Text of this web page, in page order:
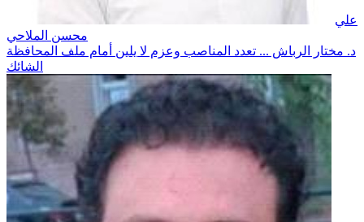
علي
محسن الملاحي
د. مختار الرباش ... تعدد المناصب وعزم لا يلين أمام ملف المحافظة
الشائك